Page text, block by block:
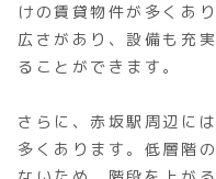
けの賃貸物件が多くあ
広さがあり、設備も充
ることができます。
さらに、赤坂駅周辺に
多くあります。低層階